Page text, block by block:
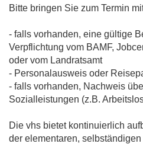
Bitte bringen Sie zum Termin
- falls vorhanden, eine gültige
Verpflichtung vom BAMF,
oder vom Landratsamt
- Personalausweis oder
- falls vorhanden, Nachweis
Sozialleistungen (z.B.
Die vhs bietet kontinuierlich
der elementaren,